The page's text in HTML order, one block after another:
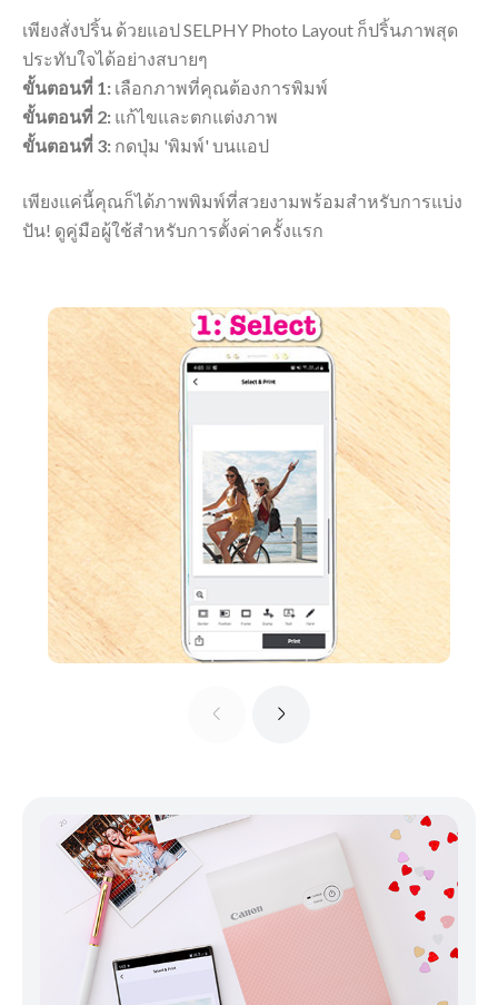
เพียงสั่งปริ้น ด้วยแอป SELPHY Photo Layout ก็ปริ้นภาพสุด
ประทับใจได้อย่างสบายๆ
ขั้นตอนที่ 1: เลือกภาพที่คุณต้องการพิมพ์
ขั้นตอนที่ 2: แก้ไขและตกแต่งภาพ
ขั้นตอนที่ 3: กดปุ่ม 'พิมพ์' บนแอป
เพียงแค่นี้คุณก็ได้ภาพพิมพ์ที่สวยงามพร้อมสำหรับการแบ่ง
ปัน! ดูคู่มือผู้ใช้สำหรับการตั้งค่าครั้งแรก